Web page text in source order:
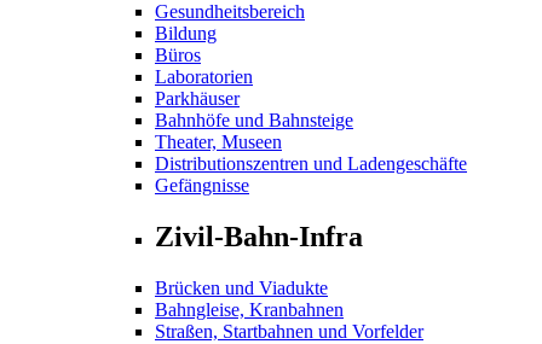
Gesundheitsbereich
Bildung
Büros
Laboratorien
Parkhäuser
Bahnhöfe und Bahnsteige
Theater, Museen
Distributionszentren und Ladengeschäfte
Gefängnisse
Zivil-Bahn-Infra
Brücken und Viadukte
Bahngleise, Kranbahnen
Straßen, Startbahnen und Vorfelder